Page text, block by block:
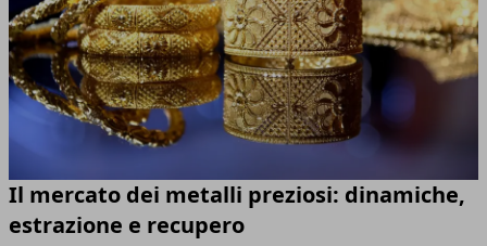
Il mercato dei metalli preziosi: dinamiche,
estrazione e recupero